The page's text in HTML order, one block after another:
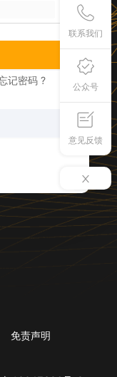
记密码 ?
免责声明
联系我们
公众号
意见反馈